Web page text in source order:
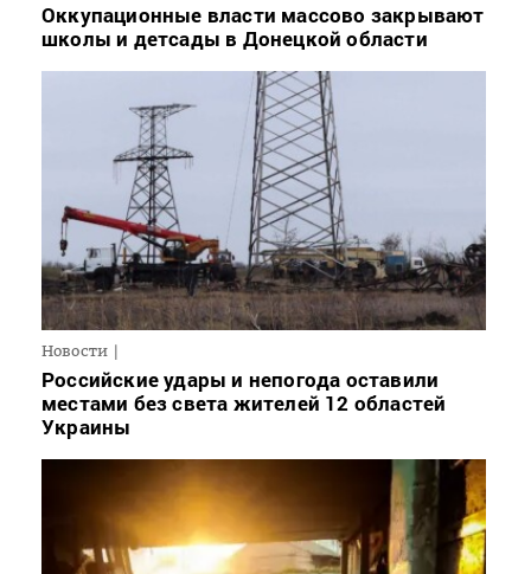
Оккупационные власти массово закрывают
школы и детсады в Донецкой области
Новости
Российские удары и непогода оставили
местами без света жителей 12 областей
Украины